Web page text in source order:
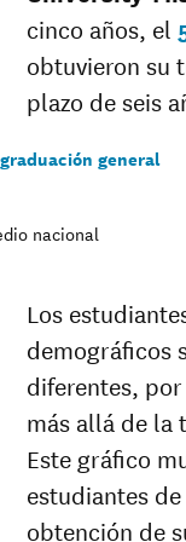
cinco años, el
obtuvieron su
plazo de seis
general
nacional
Los
demográficos
diferentes,
más allá de la
Este gráfico
estudiantes
obtención de